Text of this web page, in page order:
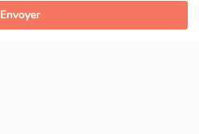
Envoyer